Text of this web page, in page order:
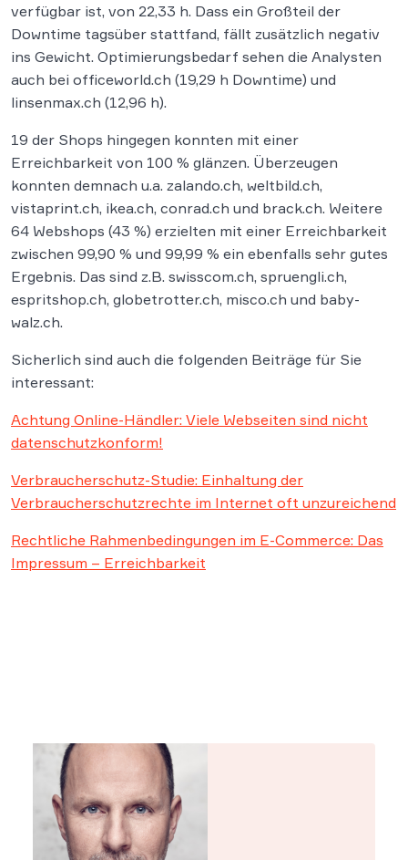
verfügbar ist, von 22,33 h. Dass ein Großteil der
Downtime tagsüber stattfand, fällt zusätzlich negativ
ins Gewicht. Optimierungsbedarf sehen die Analysten
auch bei officeworld.ch (19,29 h Downtime) und
linsenmax.ch (12,96 h).
19 der Shops hingegen konnten mit einer
Erreichbarkeit von 100 % glänzen. Überzeugen
konnten demnach u.a. zalando.ch, weltbild.ch,
vistaprint.ch, ikea.ch, conrad.ch und brack.ch. Weitere
64 Webshops (43 %) erzielten mit einer Erreichbarkeit
zwischen 99,90 % und 99,99 % ein ebenfalls sehr gutes
Ergebnis. Das sind z.B. swisscom.ch, spruengli.ch,
espritshop.ch, globetrotter.ch, misco.ch und baby-
walz.ch.
Sicherlich sind auch die folgenden Beiträge für Sie
interessant:
Achtung Online-Händler: Viele Webseiten sind nicht
datenschutzkonform!
Verbraucherschutz-Studie: Einhaltung der
Verbraucherschutzrechte im Internet oft unzureichend
Rechtliche Rahmenbedingungen im E-Commerce: Das
Impressum – Erreichbarkeit